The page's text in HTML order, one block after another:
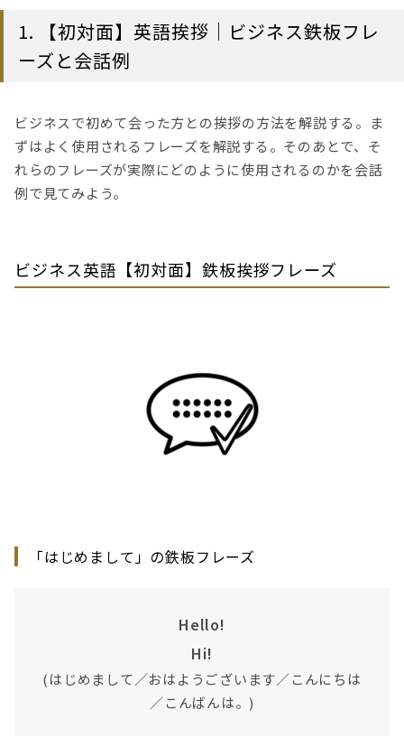
1. 【初対面】英語挨拶｜ビジネス鉄板フレ
ーズと会話例
ビジネスで初めて会った方との挨拶の方法を解説する。ま
ずはよく使用されるフレーズを解説する。そのあとで、そ
れらのフレーズが実際にどのように使用されるのかを会話
例で見てみよう。
ビジネス英語【初対面】鉄板挨拶フレーズ
「はじめまして」の鉄板フレーズ
Hello!
Hi!
(はじめまして／おはようございます／こんにちは
／こんばんは。)